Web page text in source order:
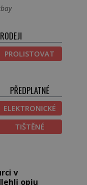
PROLISTOVAT
PŘEDPLATNÉ
ELEKTRONICKÉ
TIŠTĚNÉ
v
opiu